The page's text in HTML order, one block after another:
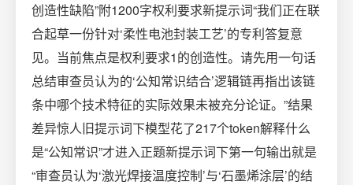
创造性缺陷”附1200字权利要求新提示词“我们正在联
合起草一份针对‘柔性电池封装工艺’的专利答复意
见。当前焦点是权利要求1的创造性。请先用一句话
总结审查员认为的‘公知常识结合’逻辑链再指出该链
条中哪个技术特征的实际效果未被充分论证。”结果
差异惊人旧提示词下模型花了217个token解释什么
是“公知常识”才进入正题新提示词下第一句输出就是
“审查员认为‘激光焊接温度控制’与‘石墨烯涂层’的结